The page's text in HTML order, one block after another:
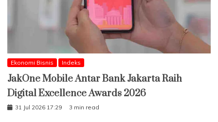
Ekonomi Bisnis Indeks
JakOne Mobile Antar Bank Jakarta Raih
Digital Excellence Awards 2026
31 Jul 2026 17:29 3 min read